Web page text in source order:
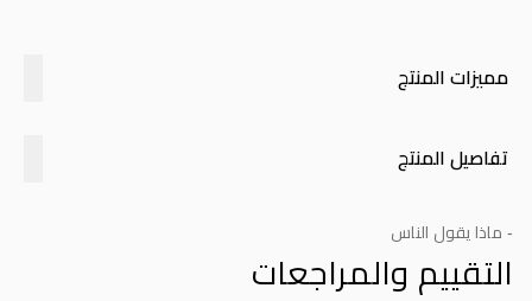
مميزات المنتج
تفاصيل المنتج
- ماذا يقول الناس
التقييم والمراجعات